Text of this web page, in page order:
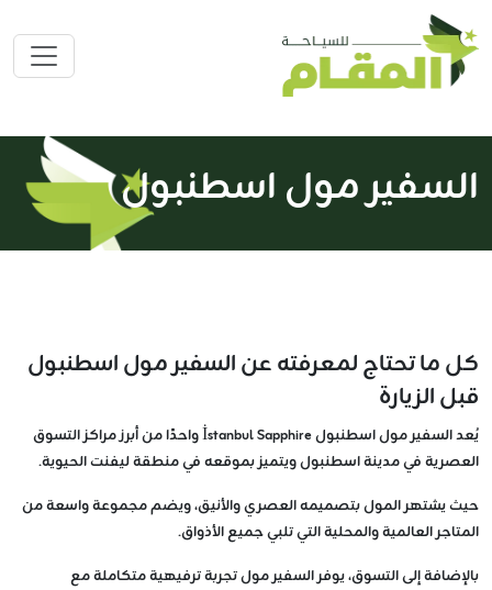
السفير مول اسطنبول
كل ما تحتاج لمعرفته عن السفير مول اسطنبول
قبل الزيارة
يُعد السفير مول اسطنبول İstanbul Sapphire واحدًا من أبرز مراكز التسوق
العصرية في مدينة اسطنبول ويتميز بموقعه في منطقة ليفنت الحيوية.
حيث يشتهر المول بتصميمه العصري والأنيق، ويضم مجموعة واسعة من
المتاجر العالمية والمحلية التي تلبي جميع الأذواق.
بالإضافة إلى التسوق، يوفر السفير مول تجربة ترفيهية متكاملة مع